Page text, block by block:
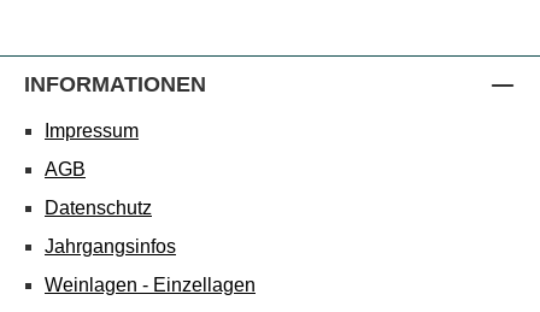
INFORMATIONEN
Impressum
AGB
Datenschutz
Jahrgangsinfos
Weinlagen - Einzellagen